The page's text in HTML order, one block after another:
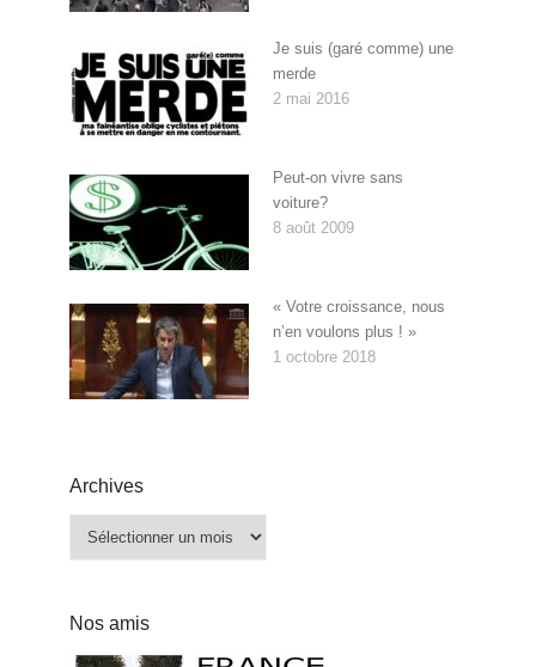
Je suis (garé comme) une
merde
2 mai 2016
Peut-on vivre sans
voiture?
8 août 2009
« Votre croissance, nous
n’en voulons plus ! »
1 octobre 2018
Archives
Archives
Nos amis